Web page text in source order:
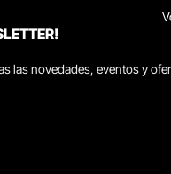
las novedades, eventos y